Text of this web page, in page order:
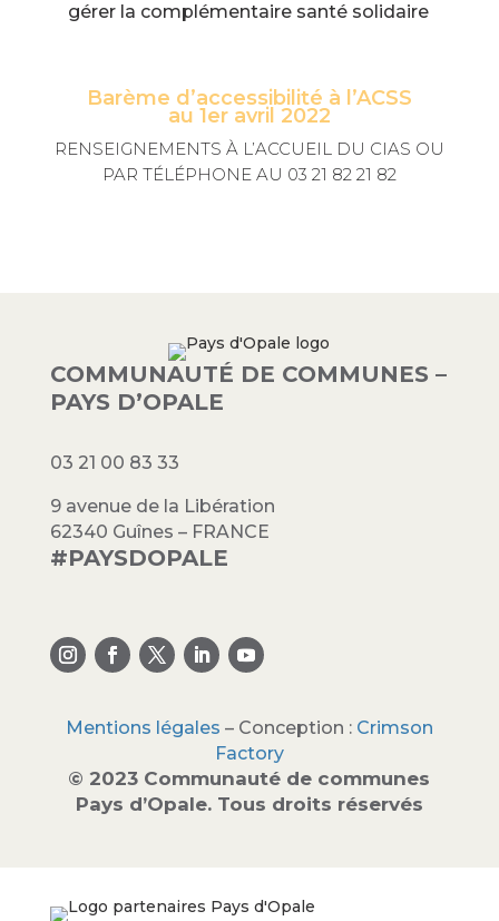
gérer la complémentaire santé solidaire
Barème d’accessibilité à l’ACSS
au 1er avril 2022
RENSEIGNEMENTS À L’ACCUEIL DU CIAS OU
PAR TÉLÉPHONE AU 03 21 82 21 82
COMMUNAUTÉ DE COMMUNES –
PAYS D’OPALE
03 21 00 83 33
9 avenue de la Libération
62340 Guînes – FRANCE
#PAYSDOPALE
Mentions légales – Conception : Crimson
Factory
© 2023 Communauté de communes
Pays d’Opale. Tous droits réservés